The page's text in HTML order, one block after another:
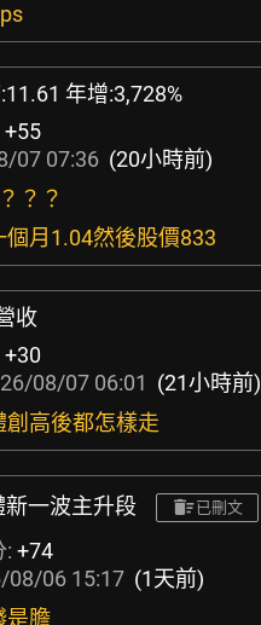
年增:3,728%
+55
07 07:36 (20小時前)
？？
個月1.04然後股價833
收
+30
08/07 06:01 (21小時前)
創高後都怎樣走
新一波主升段 已刪文
: +74
08/06 15:17 (1天前)
是膽